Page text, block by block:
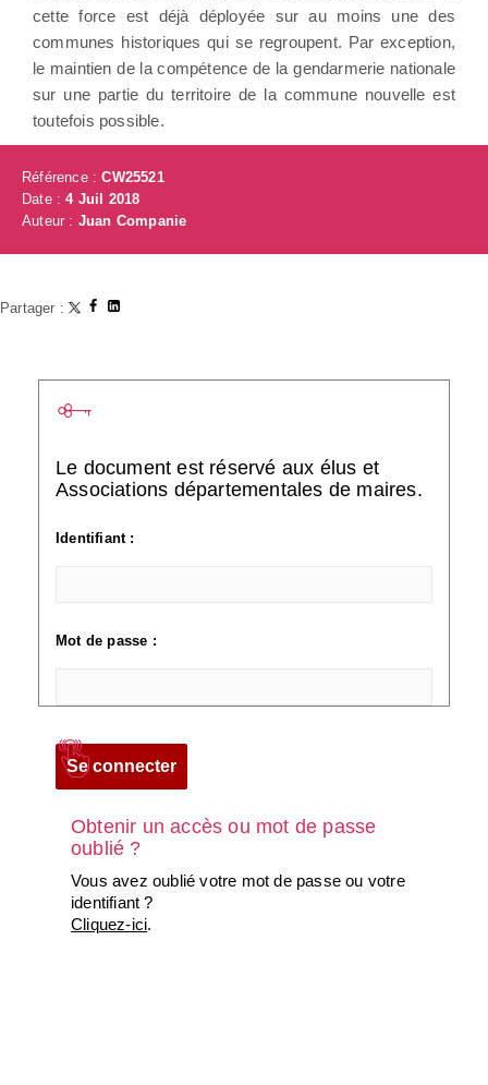
cette force est déjà déployée sur au moins une des
communes historiques qui se regroupent. Par exception,
le maintien de la compétence de la gendarmerie nationale
sur une partie du territoire de la commune nouvelle est
toutefois possible.
Référence :CW25521
Date :4 Juil 2018
Auteur : Juan Companie
Partager :
Le document est réservé aux élus et
Associations départementales de maires.
Identifiant :
Mot de passe :
Obtenir un accès ou mot de passe
oublié ?
Vous avez oublié votre mot de passe ou votre
identifiant ?
Cliquez-ici.